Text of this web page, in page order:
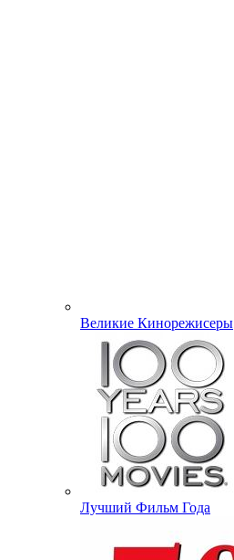
Великие Кинорежисеры
Лучший Фильм Года